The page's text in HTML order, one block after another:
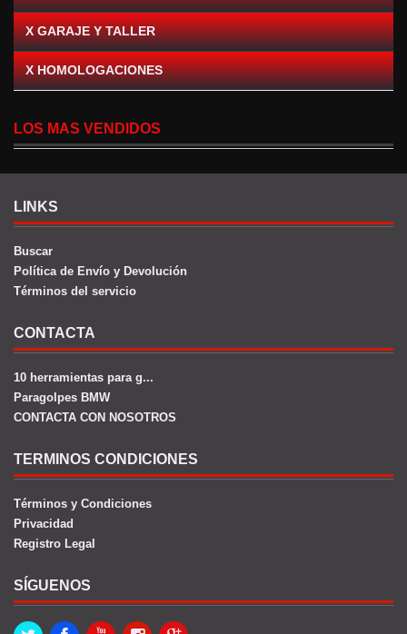
X GARAJE Y TALLER
X HOMOLOGACIONES
LOS MAS VENDIDOS
LINKS
Buscar
Política de Envío y Devolución
Términos del servicio
CONTACTA
10 herramientas para g...
Paragolpes BMW
CONTACTA CON NOSOTROS
TERMINOS CONDICIONES
Términos y Condiciones
Privacidad
Registro Legal
SÍGUENOS